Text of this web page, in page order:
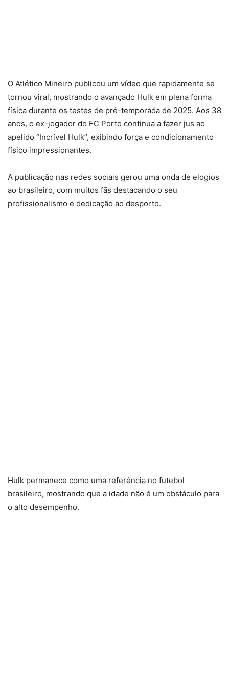
O Atlético Mineiro publicou um vídeo que rapidamente se
tornou viral, mostrando o avançado Hulk em plena forma
física durante os testes de pré-temporada de 2025. Aos 38
anos, o ex-jogador do FC Porto continua a fazer jus ao
apelido “Incrível Hulk”, exibindo força e condicionamento
físico impressionantes.
A publicação nas redes sociais gerou uma onda de elogios
ao brasileiro, com muitos fãs destacando o seu
profissionalismo e dedicação ao desporto.
Hulk permanece como uma referência no futebol
brasileiro, mostrando que a idade não é um obstáculo para
o alto desempenho.